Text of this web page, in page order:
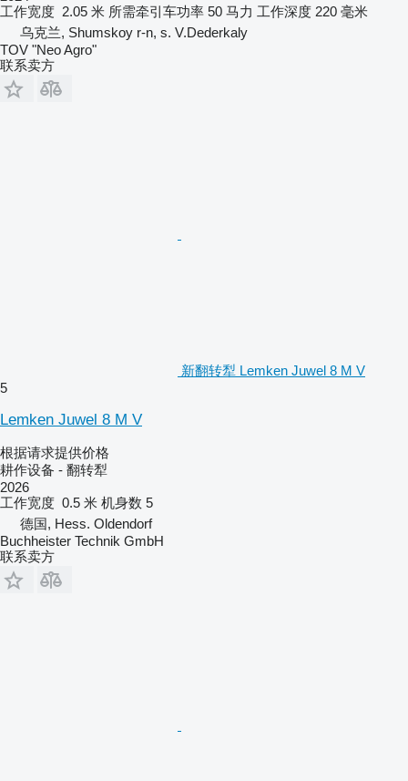
工作宽度 2.05 米 所需牵引车功率 50 马力 工作深度 220 毫米
乌克兰, Shumskoy r-n, s. V.Dederkaly
TOV "Neo Agro"
联系卖方
新翻转犁 Lemken Juwel 8 M V
5
Lemken Juwel 8 M V
根据请求提供价格
耕作设备 - 翻转犁
2026
工作宽度 0.5 米 机身数 5
德国, Hess. Oldendorf
Buchheister Technik GmbH
联系卖方